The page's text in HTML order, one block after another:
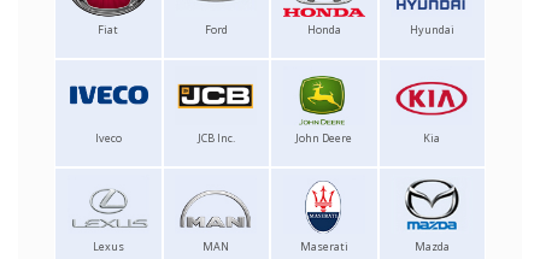
Fiat Ford Honda Hyundai
Iveco JCB Inc. John Deere Kia
Lexus MAN Maserati Mazda